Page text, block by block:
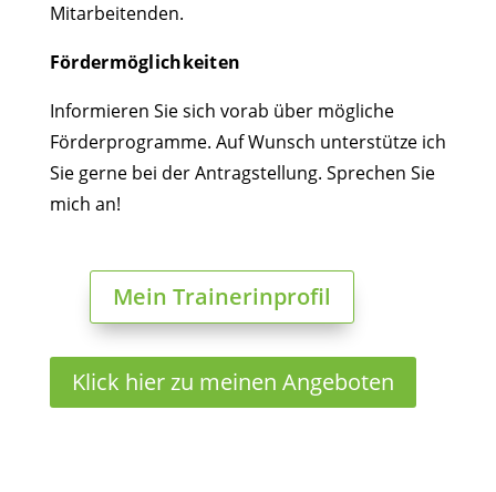
Mitarbeitenden.
Fördermöglichkeiten
Informieren Sie sich vorab über mögliche
Förderprogramme. Auf Wunsch unterstütze ich
Sie gerne bei der Antragstellung. Sprechen Sie
mich an!
Mein Trainerinprofil
Klick hier zu meinen Angeboten